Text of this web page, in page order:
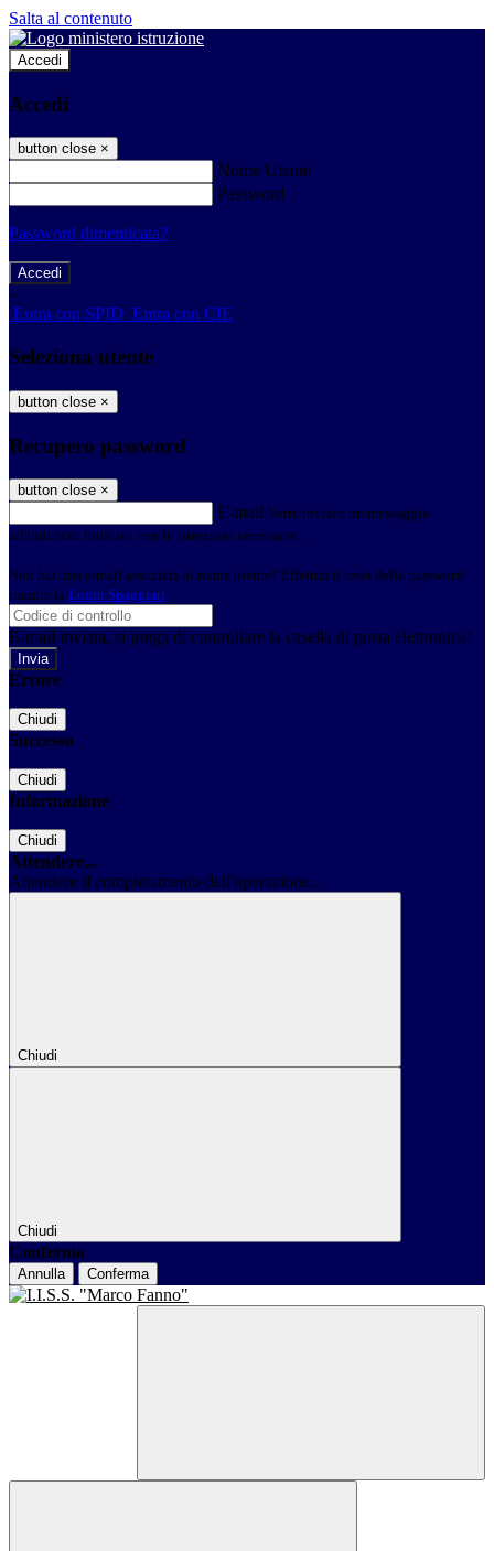
Salta al contenuto
Accedi
Accedi
button close ×
Nome Utente
Password
Password dimenticata?
-
Entra con SPID Entra con CIE
Seleziona utente
button close ×
Recupero password
button close ×
E-mail Verrà inviato un messaggio
all'indirizzo indicato con le istruzioni necessarie.
Non hai una e-mail associata al nome utente? Effettua il reset della password
tramite la Login Spaggiari
E-mail inviata, si prega di controllare la casella di posta elettronica!
Errore
Chiudi
Successo
Chiudi
Informazione
Chiudi
Attendere...
Attendere il completamento dell'operazione...
Chiudi
Chiudi
Conferma
Annulla Conferma